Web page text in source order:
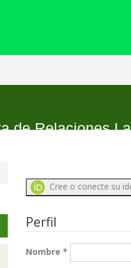
de Relaciones
Cree o conecte su
Perfil
Nombre *